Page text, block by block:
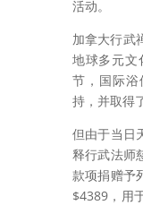
活动。
加拿大行武
地球多元文
节，国际
持，并取得
但由于当日
释行武法师
款项捐赠予
$4389，用